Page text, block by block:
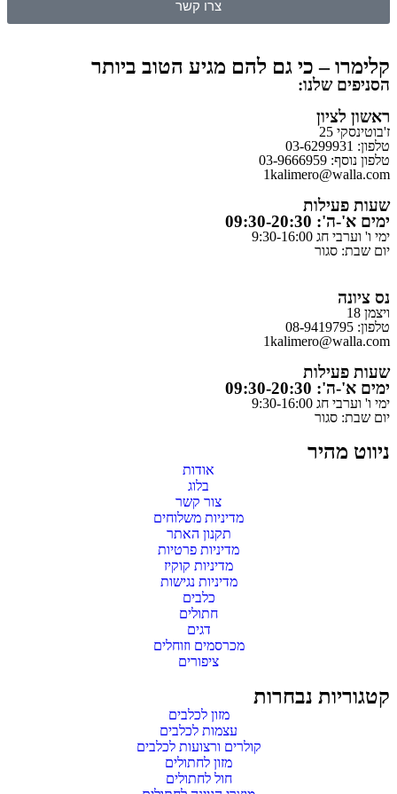
צרו קשר
קלימרו – כי גם להם מגיע הטוב ביותר
הסניפים שלנו:
ראשון לציון
ז'בוטינסקי 25
טלפון: 03-6299931
טלפון נוסף: 03-9666959
1kalimero@walla.com
שעות פעילות
ימים א'-ה': 09:30-20:30
ימי ו' וערבי חג 9:30-16:00
יום שבת: סגור
נס ציונה
ויצמן 18
טלפון: 08-9419795
1kalimero@walla.com
שעות פעילות
ימים א'-ה': 09:30-20:30
ימי ו' וערבי חג 9:30-16:00
יום שבת: סגור
ניווט מהיר
אודות
בלוג
צור קשר
מדיניות משלוחים
תקנון האתר
מדיניות פרטיות
מדיניות קוקיז
מדיניות נגישות
כלבים
חתולים
דגים
מכרסמים וזוחלים
ציפורים
קטגוריות נבחרות
מזון לכלבים
עצמות לכלבים
קולרים ורצועות לכלבים
מזון לחתולים
חול לחתולים